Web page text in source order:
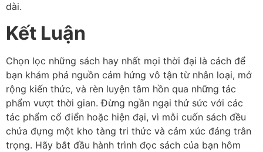
dài.
Kết Luận
Chọn lọc những sách hay nhất mọi thời đại là cách để
bạn khám phá nguồn cảm hứng vô tận từ nhân loại, mở
rộng kiến thức, và rèn luyện tâm hồn qua những tác
phẩm vượt thời gian. Đừng ngần ngại thử sức với các
tác phẩm cổ điển hoặc hiện đại, vì mỗi cuốn sách đều
chứa đựng một kho tàng tri thức và cảm xúc đáng trân
trọng. Hãy bắt đầu hành trình đọc sách của bạn hôm